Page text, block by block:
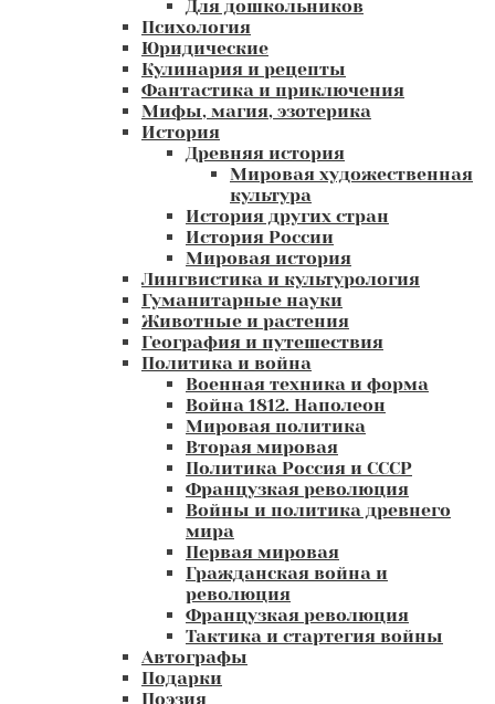
Для дошкольников
Психология
Юридические
Кулинария и рецепты
Фантастика и приключения
Мифы, магия, эзотерика
История
Древняя история
Мировая художественная
культура
История других стран
История России
Мировая история
Лингвистика и культурология
Гуманитарные науки
Животные и растения
География и путешествия
Политика и война
Военная техника и форма
Война 1812. Наполеон
Мировая политика
Вторая мировая
Политика Россия и СССР
Французкая революция
Войны и политика древнего
мира
Первая мировая
Гражданская война и
революция
Французкая революция
Тактика и стартегия войны
Автографы
Подарки
Поэзия